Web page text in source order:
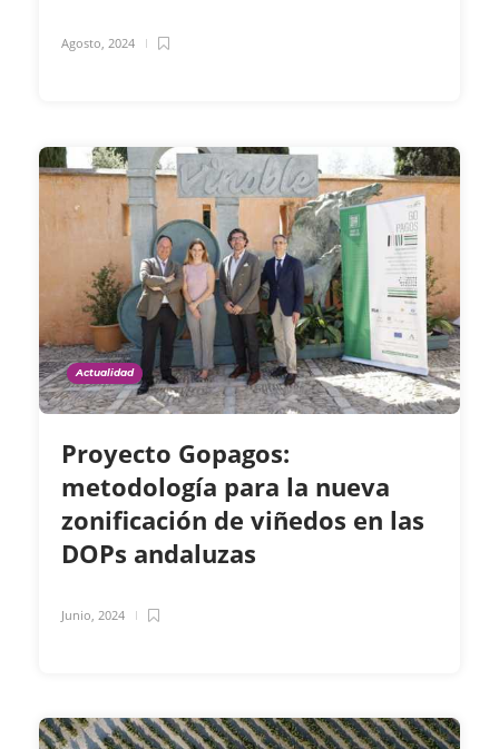
Agosto, 2024
Actualidad
Proyecto Gopagos:
metodología para la nueva
zonificación de viñedos en las
DOPs andaluzas
Junio, 2024